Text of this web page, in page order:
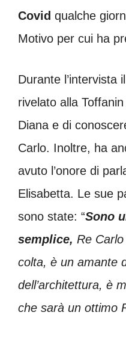
Covid qualche
Motivo per cui ha
Durante l’intervista
rivelato alla
Diana e di
Carlo. Inoltre, ha
avuto l’onore di
Elisabetta. Le sue
sono state: “Sono
semplice, Re
colta, è un amante
dell’architettura, è
che sarà un ottimo